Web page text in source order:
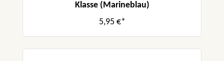
Klasse (Marineblau)
5,95 €*